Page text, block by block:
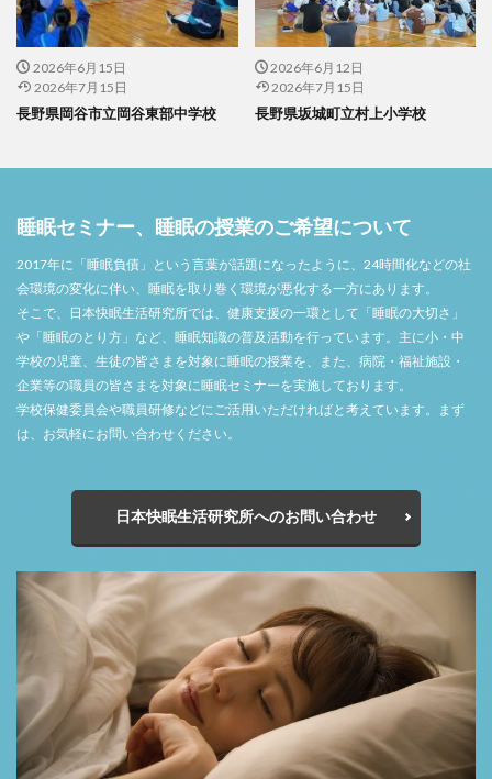
2026年6月15日
2026年7月15日
長野県岡谷市立岡谷東部中学校
2026年6月12日
2026年7月15日
長野県坂城町立村上小学校
睡眠セミナー、睡眠の授業のご希望について
2017年に「睡眠負債」という言葉が話題になったように、24時間化などの社
会環境の変化に伴い、睡眠を取り巻く環境が悪化する一方にあります。
そこで、日本快眠生活研究所では、健康支援の一環として「睡眠の大切さ」
や「睡眠のとり方」など、睡眠知識の普及活動を行っています。主に小・中
学校の児童、生徒の皆さまを対象に睡眠の授業を、また、病院・福祉施設・
企業等の職員の皆さまを対象に睡眠セミナーを実施しております。
学校保健委員会や職員研修などにご活用いただければと考えています。まず
は、お気軽にお問い合わせください。
日本快眠生活研究所へのお問い合わせ